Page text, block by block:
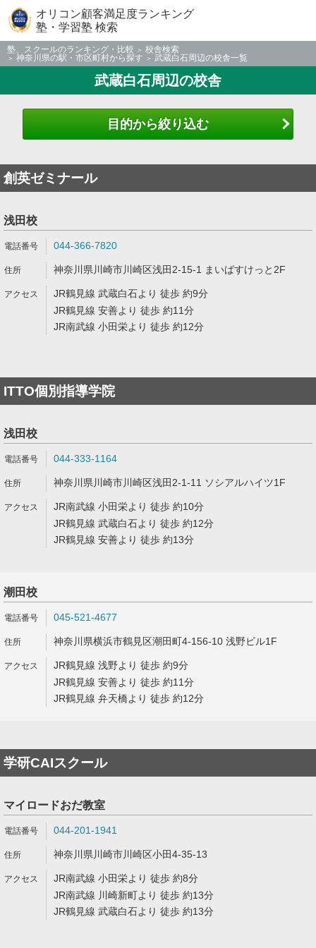
オリコン顧客満足度ランキング
塾・学習塾 検索
塾、スクールのランキング・比較
校舎検索
神奈川県の駅・市区町村から探す
武蔵白石周辺の校舎一覧
武蔵白石周辺の校舎
目的から絞り込む
創英ゼミナール
浅田校
044-366-7820
神奈川県川崎市川崎区浅田2-15-1 まいばすけっと2F
JR鶴見線 武蔵白石より 徒歩 約9分
JR鶴見線 安善より 徒歩 約11分
JR南武線 小田栄より 徒歩 約12分
ITTO個別指導学院
浅田校
044-333-1164
神奈川県川崎市川崎区浅田2-1-11 ソシアルハイツ1F
JR南武線 小田栄より 徒歩 約10分
JR鶴見線 武蔵白石より 徒歩 約12分
JR鶴見線 安善より 徒歩 約13分
潮田校
045-521-4677
神奈川県横浜市鶴見区潮田町4-156-10 浅野ビル1F
JR鶴見線 浅野より 徒歩 約9分
JR鶴見線 安善より 徒歩 約11分
JR鶴見線 弁天橋より 徒歩 約12分
学研CAIスクール
マイロードおだ教室
044-201-1941
神奈川県川崎市川崎区小田4-35-13
JR南武線 小田栄より 徒歩 約8分
JR南武線 川崎新町より 徒歩 約13分
JR鶴見線 武蔵白石より 徒歩 約13分